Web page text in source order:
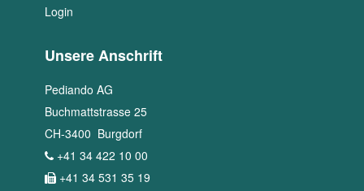
Login
Unsere Anschrift
Pediando AG
Buchmattstrasse 25
CH-3400 Burgdorf
+41 34 422 10 00
+41 34 531 35 19